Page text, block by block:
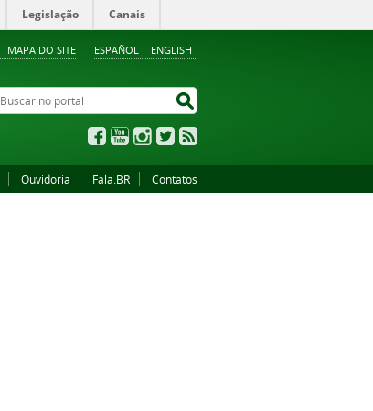
ESPAÑOL ENGLISH
MAPA DO SITE
Legislação Canais
Buscar no portal
FacebookYouTubeInstagram
Twitter
Ouvidoria Fala.BR Contatos